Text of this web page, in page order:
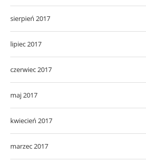
sierpień 2017
lipiec 2017
czerwiec 2017
maj 2017
kwiecień 2017
marzec 2017